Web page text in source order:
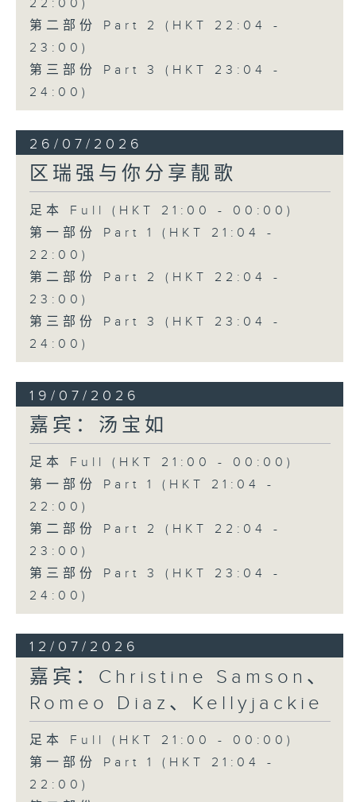
22:00)
第二部份 Part 2 (HKT 22:04 -
23:00)
第三部份 Part 3 (HKT 23:04 -
24:00)
26/07/2026
区瑞强与你分享靓歌
足本 Full (HKT 21:00 - 00:00)
第一部份 Part 1 (HKT 21:04 -
22:00)
第二部份 Part 2 (HKT 22:04 -
23:00)
第三部份 Part 3 (HKT 23:04 -
24:00)
19/07/2026
嘉宾：汤宝如
足本 Full (HKT 21:00 - 00:00)
第一部份 Part 1 (HKT 21:04 -
22:00)
第二部份 Part 2 (HKT 22:04 -
23:00)
第三部份 Part 3 (HKT 23:04 -
24:00)
12/07/2026
嘉宾：Christine Samson、
Romeo Diaz、Kellyjackie
足本 Full (HKT 21:00 - 00:00)
第一部份 Part 1 (HKT 21:04 -
22:00)